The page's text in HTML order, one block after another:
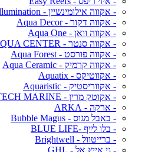
- אקווה אילומינשיין - AI Aqua Illumination
- אקווה דקור - Aqua Decor
- אקווה וואן - Aqua One
- אקווה סנטר - AQUA CENTER
- אקווה פורסט - Aqua Forest
- אקווה קרמיק - Aqua Ceramic
- אקווטיקס - Aquatix
- אקווריסטיק - Aquaristic
- אקוטק מרין - ECOTECH MARINE
- ארקה - ARKA
- באבל מגוס - Bubble Magus
- בלו לייף -BLUE LIFE
- ברייטוול - Brightwell
- גי אייץ אל - GHL